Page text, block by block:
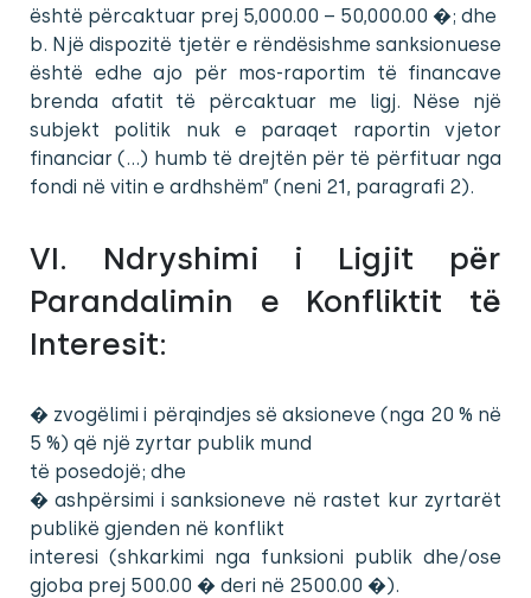
është përcaktuar prej 5,000.00 – 50,000.00 �; dhe
b. Një dispozitë tjetër e rëndësishme sanksionuese
është edhe ajo për mos-raportim të financave
brenda afatit të përcaktuar me ligj. Nëse një
subjekt politik nuk e paraqet raportin vjetor
financiar (…) humb të drejtën për të përfituar nga
fondi në vitin e ardhshëm” (neni 21, paragrafi 2).
VI. Ndryshimi i Ligjit për
Parandalimin e Konfliktit të
Interesit:
� zvogëlimi i përqindjes së aksioneve (nga 20 % në
5 %) që një zyrtar publik mund
të posedojë; dhe
� ashpërsimi i sanksioneve në rastet kur zyrtarët
publikë gjenden në konflikt
interesi (shkarkimi nga funksioni publik dhe/ose
gjoba prej 500.00 � deri në 2500.00 �).